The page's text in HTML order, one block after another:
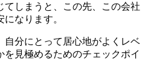
てしまうと、この先、この会社
なります。
自分にとって居心地がよくレベ
見極めるためのチェックポイ